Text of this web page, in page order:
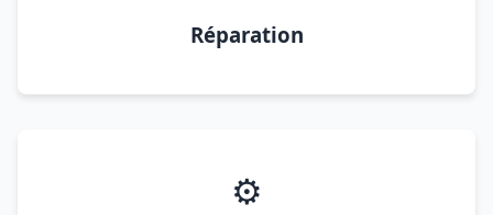
Réparation
⚙️